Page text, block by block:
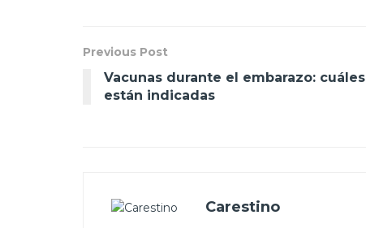
Previous Post
Vacunas durante el embarazo: cuáles
están indicadas
Carestino